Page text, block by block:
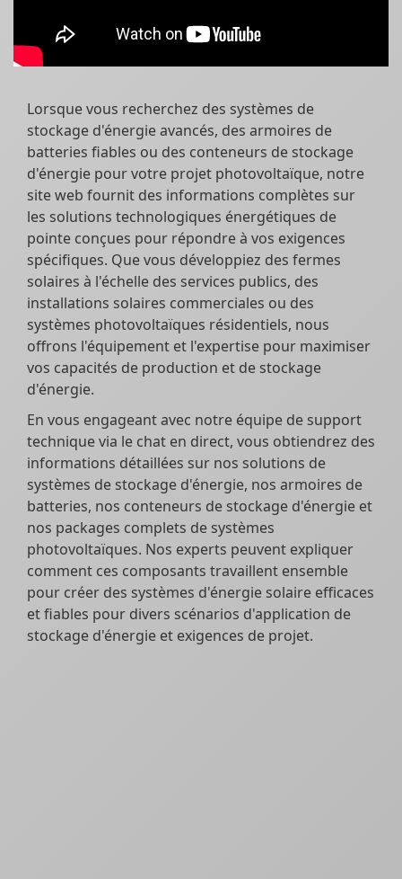
Lorsque vous recherchez des systèmes de
stockage d'énergie avancés, des armoires de
batteries fiables ou des conteneurs de stockage
d'énergie pour votre projet photovoltaïque, notre
site web fournit des informations complètes sur
les solutions technologiques énergétiques de
pointe conçues pour répondre à vos exigences
spécifiques. Que vous développiez des fermes
solaires à l'échelle des services publics, des
installations solaires commerciales ou des
systèmes photovoltaïques résidentiels, nous
offrons l'équipement et l'expertise pour maximiser
vos capacités de production et de stockage
d'énergie.
En vous engageant avec notre équipe de support
technique via le chat en direct, vous obtiendrez des
informations détaillées sur nos solutions de
systèmes de stockage d'énergie, nos armoires de
batteries, nos conteneurs de stockage d'énergie et
nos packages complets de systèmes
photovoltaïques. Nos experts peuvent expliquer
comment ces composants travaillent ensemble
pour créer des systèmes d'énergie solaire efficaces
et fiables pour divers scénarios d'application de
stockage d'énergie et exigences de projet.